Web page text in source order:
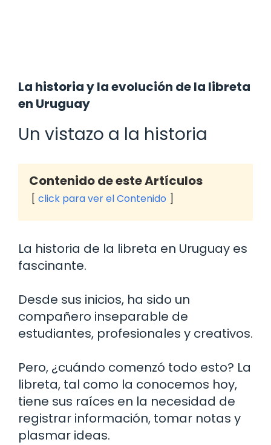
La historia y la evolución de la libreta
en Uruguay
Un vistazo a la historia
Contenido de este Artículos
click para ver el Contenido
La historia de la libreta en Uruguay es
fascinante.
Desde sus inicios, ha sido un
compañero inseparable de
estudiantes, profesionales y creativos.
Pero, ¿cuándo comenzó todo esto? La
libreta, tal como la conocemos hoy,
tiene sus raíces en la necesidad de
registrar información, tomar notas y
plasmar ideas.